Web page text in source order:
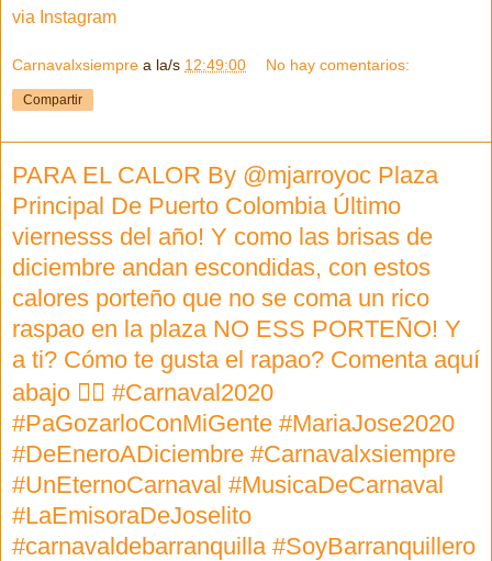
via Instagram
Carnavalxsiempre a la/s 12:49:00 No hay comentarios:
Compartir
PARA EL CALOR By @mjarroyoc Plaza
Principal De Puerto Colombia Último
viernesss del año! Y como las brisas de
diciembre andan escondidas, con estos
calores porteño que no se coma un rico
raspao en la plaza NO ESS PORTEÑO! Y
a ti? Cómo te gusta el rapao? Comenta aquí
abajo 👇🏻 #Carnaval2020
#PaGozarloConMiGente #MariaJose2020
#DeEneroADiciembre #Carnavalxsiempre
#UnEternoCarnaval #MusicaDeCarnaval
#LaEmisoraDeJoselito
#carnavaldebarranquilla #SoyBarranquillero